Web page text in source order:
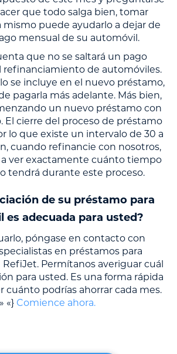
que todo salga bien, tomar
mismo puede ayudarlo a dejar de
mensual de su automóvil.
que no se saltará un pago
refinanciamiento de automóviles.
se incluye en el nuevo préstamo,
pagarla más adelante. Más bien,
un nuevo préstamo con
El cierre del proceso de préstamo
lo que existe un intervalo de 30 a
cuando refinancie con nosotros,
ver exactamente cuánto tiempo
tendrá durante este proceso.
de su préstamo para
es adecuada para usted?
póngase en contacto con
en préstamos para
Permítanos averiguar cuál
para usted. Es una forma rápida
cuánto podrías ahorrar cada mes.
«} Comience ahora.